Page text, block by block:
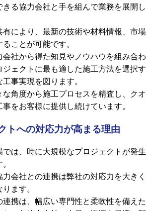
る協力会社と手を組んで業務を展開し
により、最新の技術や材料情報、市場
ことが可能です。
会社から得た知見やノウハウを組み合わ
ェクトに最も適した施工方法を選択す
事実現を図ります。
角度から施工プロセスを精査し、クオ
をお客様に提供し続けています。
トへの対応力が高まる理由
は、時に大規模なプロジェクトが発生
会社との連携は弊社の対応力を大きく
ます。
携は、幅広い専門性と柔軟性を備えた